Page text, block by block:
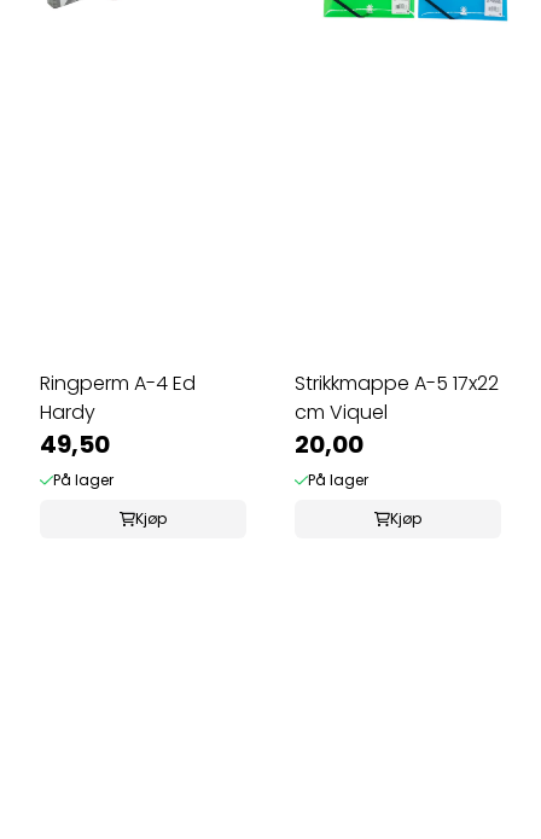
Ringperm A-4 Ed
Hardy
49,50
På lager
Kjøp
Strikkmappe A-5 17x22
cm Viquel
20,00
På lager
Kjøp